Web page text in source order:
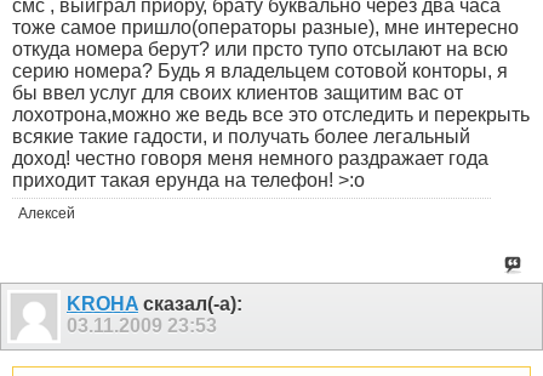
смс , выйграл приору, брату буквально через два часа
тоже самое пришло(операторы разные), мне интересно
откуда номера берут? или прсто тупо отсылают на всю
серию номера? Будь я владельцем сотовой конторы, я
бы ввел услуг для своих клиентов защитим вас от
лохотрона,можно же ведь все это отследить и перекрыть
всякие такие гадости, и получать более легальный
доход! честно говоря меня немного раздражает года
приходит такая ерунда на телефон! >:o
Алексей
KROHA сказал(-а):
03.11.2009 23:53